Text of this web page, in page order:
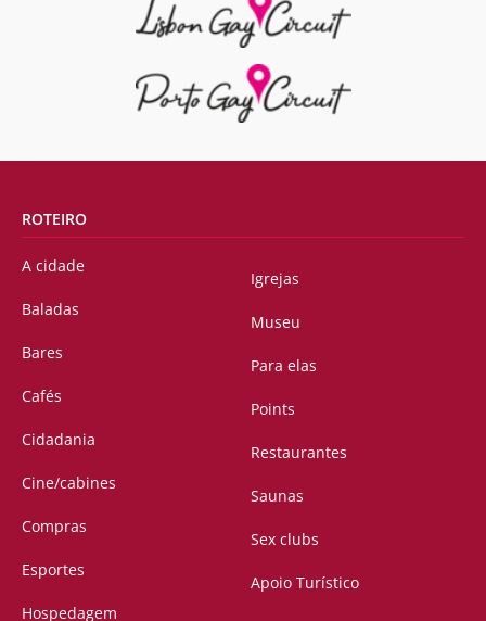
ROTEIRO
A cidade
Baladas
Bares
Cafés
Cidadania
Cine/cabines
Compras
Esportes
Hospedagem
Igrejas
Museu
Para elas
Points
Restaurantes
Saunas
Sex clubs
Apoio Turístico